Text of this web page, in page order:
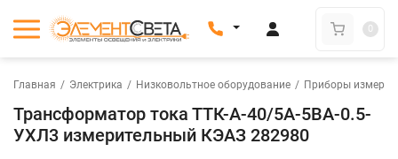
0
Главная / Электрика / Низковольтное оборудование / Приборы
Трансформатор тока ТТК-А-40/5А-5ВА-0.5-
УХЛ3 измерительный КЭАЗ 282980